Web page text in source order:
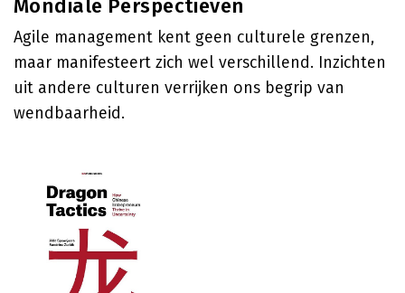
Mondiale Perspectieven
Agile management kent geen culturele grenzen,
maar manifesteert zich wel verschillend. Inzichten
uit andere culturen verrijken ons begrip van
wendbaarheid.